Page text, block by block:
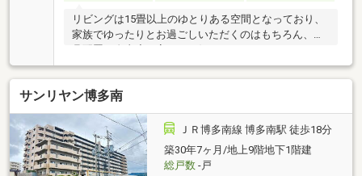
リビングは15畳以上のゆとりある空間となっており、
家族でゆったりとお過ごしいただくのはもちろん、家
ネートしていただけます。三面バルコニーは、自然の
風が通り抜け、時間とともに変わる光を楽しむことが
でき、角部屋ならではの開放感を実感していただけま
す。また、敷地内に駐車場を1台確保しており、お車
をご利用の方も安心してお住まいいただけます。どう
ぞご遠慮なくお問い合わせください。
サンリヤン博多南
ＪＲ博多南線 博多南駅 徒歩18分
築30年7ヶ月/地上9階地下1階建
総戸数-戸